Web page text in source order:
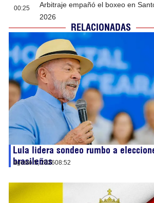
00:25
Arbitraje empañó el boxeo en
2026
RELACIONADAS
Lula lidera sondeo rumbo a
brasileñas
agosto 5, 202608:52